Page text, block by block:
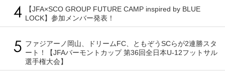
【JFA×SCO GROUP FUTURE CAMP inspired by BLUE
LOCK】参加メンバー発表！
ファジアーノ岡山、ドリームFC、ともぞうSCらが2連勝スタ
ート！【JFAバーモントカップ 第36回全日本U-12フットサル
選手権大会】